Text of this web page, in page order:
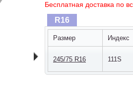
Бесплатная доставка по
R16
Размер Индекс
245/75 R16 111S